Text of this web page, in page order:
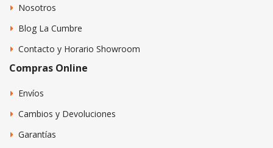
Nosotros
Blog La Cumbre
Contacto y Horario Showroom
Compras Online
Envíos
Cambios y Devoluciones
Garantías